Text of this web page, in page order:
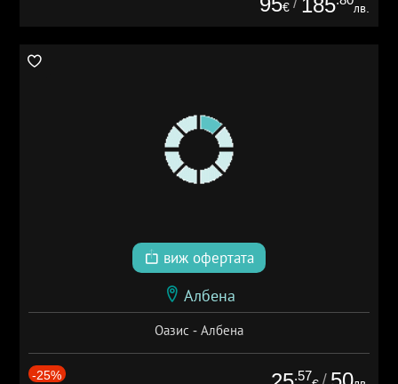
€ 185 лв.
виж офертата
Албена
Оазис - Албена
-25% .57 /